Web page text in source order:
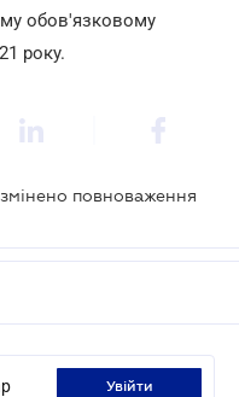
обов'язковому
року.
повноваження
увійти